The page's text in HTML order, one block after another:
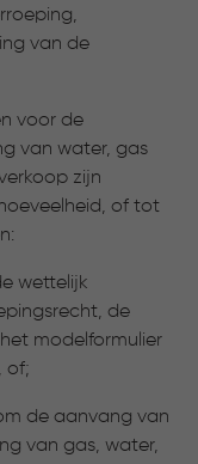
van de
voor de
van water, gas
zijn
of tot
wettelijk
de
modelformulier
of;
de aanvang van
van gas, water,